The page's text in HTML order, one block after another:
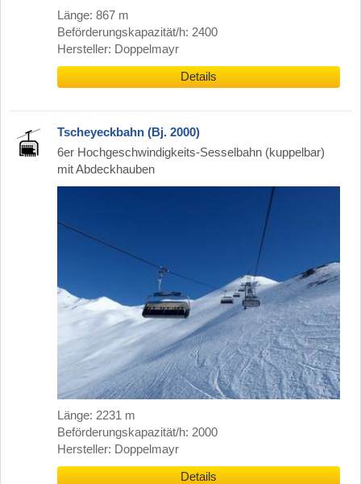
Länge: 867 m
Beförderungskapazität/h: 2400
Hersteller: Doppelmayr
Details
Tscheyeckbahn (Bj. 2000)
6er Hochgeschwindigkeits-Sesselbahn (kuppelbar)
mit Abdeckhauben
Länge: 2231 m
Beförderungskapazität/h: 2000
Hersteller: Doppelmayr
Details